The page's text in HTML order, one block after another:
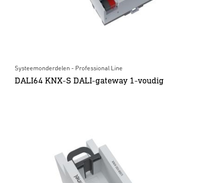
Systeemonderdelen - Professional Line
DALI64 KNX-S DALI-gateway 1-voudig